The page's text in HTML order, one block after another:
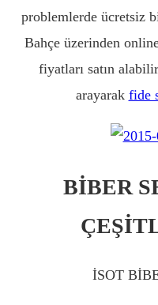
problemlerde ücretsiz
Bahçe üzerinden
fiyatları satın
arayarak fide
BİBER
İSOT